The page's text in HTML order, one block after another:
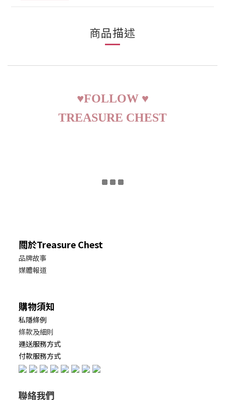
商品描述
♥FOLLOW ♥
TREASURE CHEST
關於Treasure Chest
品牌故事
媒體報道
購物須知
私隱條例
條款及細則
運送服務方式
付款服務方式
聯絡我們